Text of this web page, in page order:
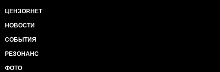
ЦЕНЗОР.НЕТ
НОВОСТИ
СОБЫТИЯ
РЕЗОНАНС
ФОТО